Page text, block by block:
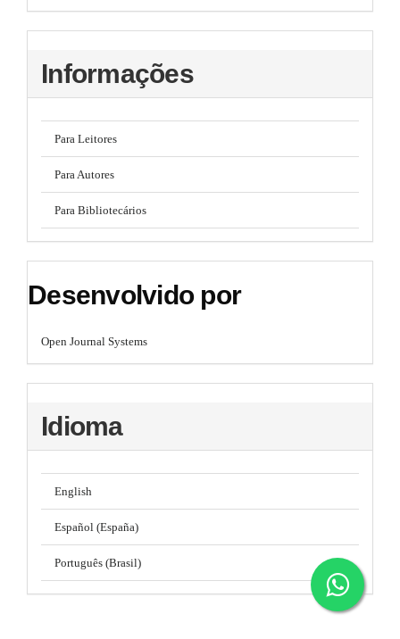
Informações
Para Leitores
Para Autores
Para Bibliotecários
Desenvolvido por
Open Journal Systems
Idioma
English
Español (España)
Português (Brasil)